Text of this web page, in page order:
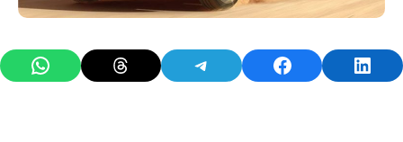
Share on WhatsAppShare on ThreadsShare on TelegramShare on Facebook